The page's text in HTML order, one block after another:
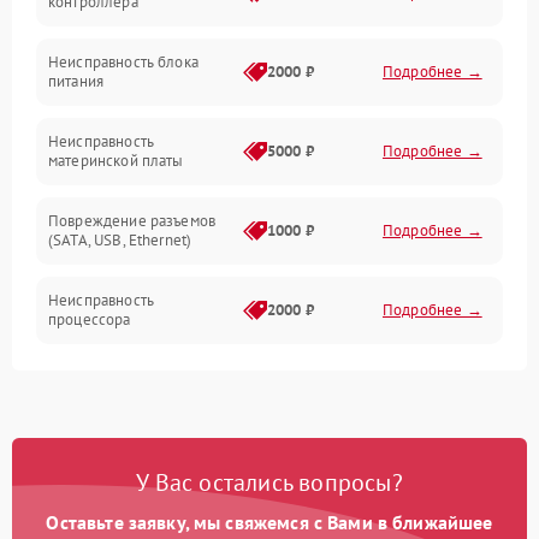
Программное обеспечение
Накопители
Интерфейсы
Неисправность блока
питания
2000 ₽ Подробнее →
Неисправность
материнской платы
5000 ₽ Подробнее →
Повреждение разъемов
(SATA, USB, Ethernet)
1000 ₽ Подробнее →
Неисправность
процессора
2000 ₽ Подробнее →
резервирования
Подробнее →
У Вас остались вопросы?
Оставьте заявку, мы свяжемся с Вами в ближайшее